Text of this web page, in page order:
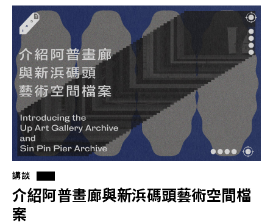
講談
介紹阿普畫廊與新浜碼頭藝術空間檔
案